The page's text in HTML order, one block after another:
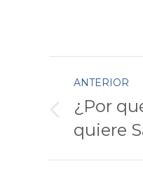
entre
ANTERIOR
Publicación
anterior:
¿Por
quiere